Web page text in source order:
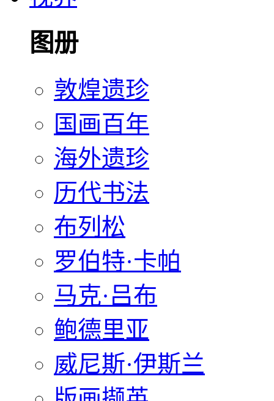
图册
敦煌遗珍
国画百年
海外遗珍
历代书法
布列松
罗伯特·卡帕
马克·吕布
鲍德里亚
威尼斯·伊斯兰